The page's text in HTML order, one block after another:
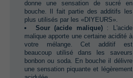
donne une sensation de sucré en
bouche.‭ ‬Il fait partie des additifs les
plus utilisés par les‭ «‬DIYEURS»‬.
Sour‭ (‬acide malique‭)‬‭:‭ ‬L'acide
malique apporte une certaine acidité à
votre mélange.‭ ‬Cet additif est
beaucoup utilisé dans les saveurs
bonbon ou soda.‭ ‬En bouche il délivre
une sensation piquante et légèrement